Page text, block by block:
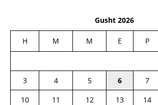
Gusht 2026
H M M E P
3
4 5 6 7
10
11 12 13 14